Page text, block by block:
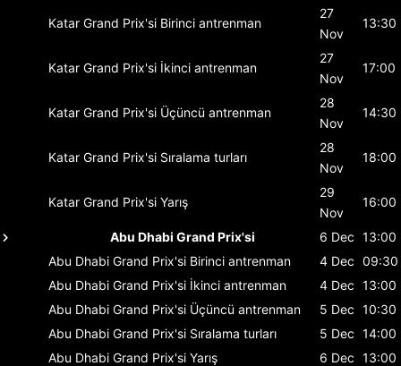
Katar Grand Prix'si Birinci antrenman
27
Nov
13:30
Katar Grand Prix'si İkinci antrenman
27
Nov
17:00
Katar Grand Prix'si Üçüncü antrenman
28
Nov
14:30
Katar Grand Prix'si Sıralama turları
28
Nov
18:00
Katar Grand Prix'si Yarış
29
Nov
16:00
Abu Dhabi Grand Prix'si 6 Dec 13:00
Abu Dhabi Grand Prix'si Birinci antrenman 4 Dec 09:30
Abu Dhabi Grand Prix'si İkinci antrenman 4 Dec 13:00
Abu Dhabi Grand Prix'si Üçüncü antrenman 5 Dec 10:30
Abu Dhabi Grand Prix'si Sıralama turları 5 Dec 14:00
Abu Dhabi Grand Prix'si Yarış 6 Dec 13:00